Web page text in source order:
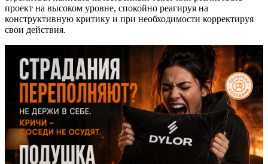
проект на высоком уровне, спокойно реагируя на
конструктивную критику и при необходимости корректируя
свои действия.